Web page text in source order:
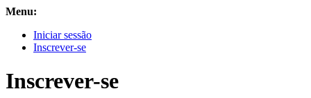
Menu:
Iniciar sessão
Inscrever-se
Inscrever-se